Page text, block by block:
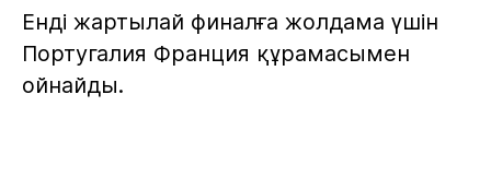
Енді жартылай финалға жолдама үшін
Португалия Франция құрамасымен
ойнайды.